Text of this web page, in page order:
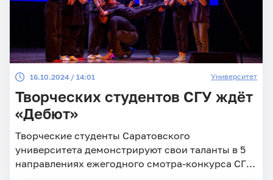
16.10.2024 / 14:01 Университет
Творческих студентов СГУ ждёт
«Дебют»
Творческие студенты Саратовского
университета демонстрируют свои таланты в 5
направлениях ежегодного смотра-конкурса СГУ